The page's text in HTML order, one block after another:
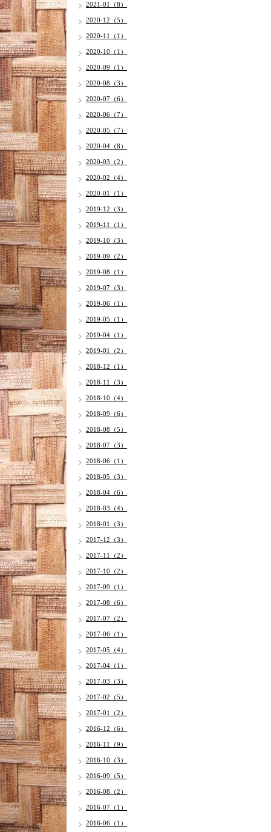
2021-01（8）
2020-12（5）
2020-11（1）
2020-10（1）
2020-09（1）
2020-08（3）
2020-07（6）
2020-06（7）
2020-05（7）
2020-04（8）
2020-03（2）
2020-02（4）
2020-01（1）
2019-12（3）
2019-11（1）
2019-10（3）
2019-09（2）
2019-08（1）
2019-07（3）
2019-06（1）
2019-05（1）
2019-04（1）
2019-01（2）
2018-12（1）
2018-11（3）
2018-10（4）
2018-09（6）
2018-08（5）
2018-07（3）
2018-06（1）
2018-05（3）
2018-04（6）
2018-03（4）
2018-01（3）
2017-12（3）
2017-11（2）
2017-10（2）
2017-09（1）
2017-08（6）
2017-07（2）
2017-06（1）
2017-05（4）
2017-04（1）
2017-03（3）
2017-02（5）
2017-01（2）
2016-12（6）
2016-11（9）
2016-10（3）
2016-09（5）
2016-08（2）
2016-07（1）
2016-06（1）